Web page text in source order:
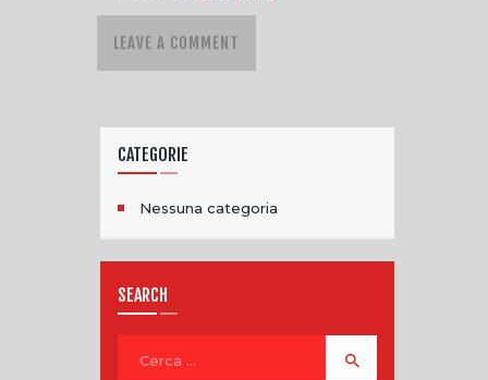
CATEGORIE
Nessuna categoria
SEARCH